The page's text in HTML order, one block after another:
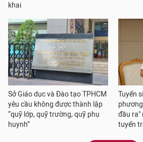
khai
Sở Giáo dục và Đào tạo TPHCM
yêu cầu không được thành lập
“quỹ lớp, quỹ trường, quỹ phụ
huynh”
Tuyển
đầu ra"
tuyển